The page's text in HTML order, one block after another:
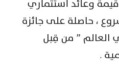
وعائد استثماري
، حاصلة على جائزة
” من قِبل
.